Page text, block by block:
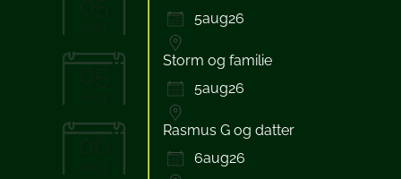
5aug26
05
Storm og familie
5aug26
06
Rasmus G og datter
6aug26